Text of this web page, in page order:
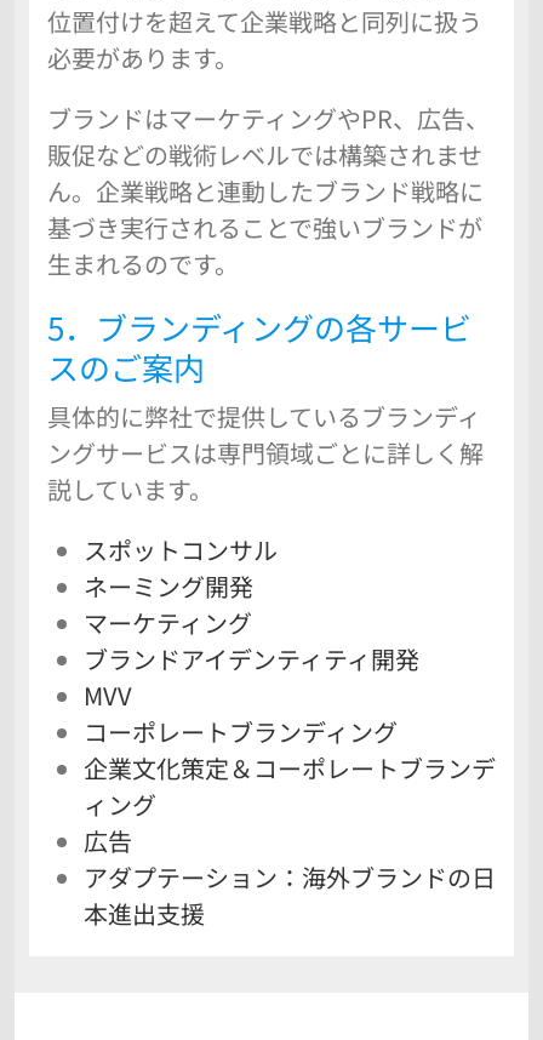
位置付けを超えて企業戦略と同列に扱う
必要があります。
ブランドはマーケティングやPR、広告、
販促などの戦術レベルでは構築されませ
ん。企業戦略と連動したブランド戦略に
基づき実行されることで強いブランドが
生まれるのです。
5．ブランディングの各サービ
スのご案内
具体的に弊社で提供しているブランディ
ングサービスは専門領域ごとに詳しく解
説しています。
スポットコンサル
ネーミング開発
マーケティング
ブランドアイデンティティ開発
MVV
コーポレートブランディング
企業文化策定＆コーポレートブランデ
ィング
広告
アダプテーション：海外ブランドの日
本進出支援